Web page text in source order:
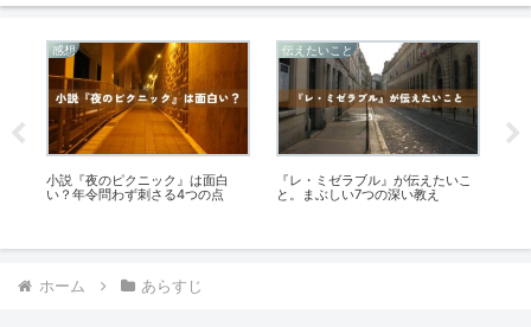
感想
小説『夜のピクニック』は面白
い？年令問わず刺さる4つの点
伝えたいこと
『レ・ミゼラブル』が伝えたいこ
と。まぶしい7つの深い教え
ホーム あらすじ